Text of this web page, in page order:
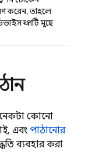
করেন, তাহলে
গ্রুপটি মুছে
কোনো
এবং পাঠানোর
ব্যবহার করা